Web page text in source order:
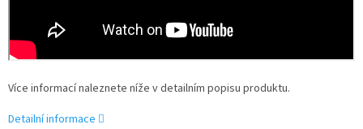
Více informací naleznete níže v detailním popisu produktu.
Detailní informace